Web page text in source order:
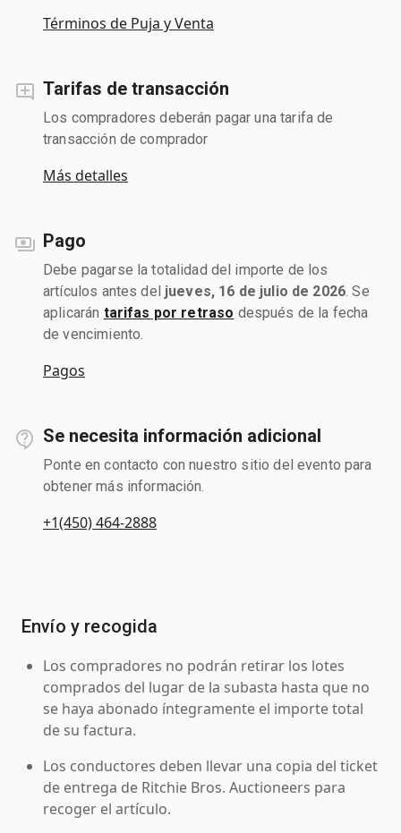
Términos de Puja y Venta
Tarifas de transacción
Los compradores deberán pagar una tarifa de
transacción de comprador
Más detalles
Pago
Debe pagarse la totalidad del importe de los
artículos antes del jueves, 16 de julio de 2026 . Se
aplicarán tarifas por retraso después de la fecha
de vencimiento.
Pagos
Se necesita información adicional
Ponte en contacto con nuestro sitio del evento para
obtener más información.
+1(450) 464-2888
Envío y recogida
Los compradores no podrán retirar los lotes
comprados del lugar de la subasta hasta que no
se haya abonado íntegramente el importe total
de su factura.
Los conductores deben llevar una copia del ticket
de entrega de Ritchie Bros. Auctioneers para
recoger el artículo.